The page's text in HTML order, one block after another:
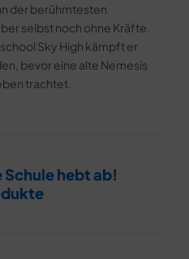
der berühmtesten
selbst noch ohne Kräfte.
Sky High kämpft er
bevor eine alte Nemesis
trachtet.
Schule hebt ab!